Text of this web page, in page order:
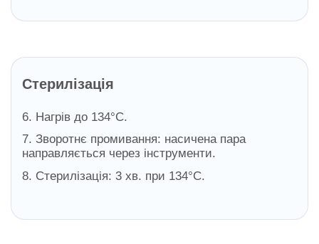
Стерилізація
6. Нагрів до 134°C.
7. Зворотнє промивання: насичена пара
направляється через інструменти.
8. Стерилізація: 3 хв. при 134°C.